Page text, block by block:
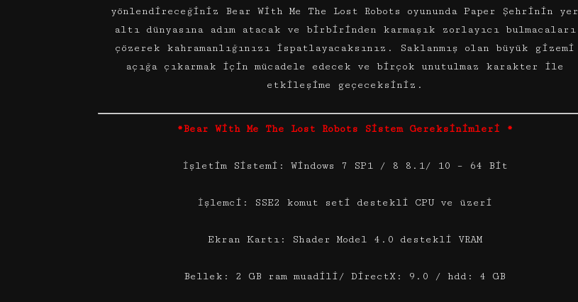
yönlendireceğiniz Bear With Me The Lost Robots oyununda Paper Şehrinin yer
altı dünyasına adım atacak ve birbirinden karmaşık zorlayıcı bulmacaları
çözerek kahramanlığınızı ispatlayacaksınız. Saklanmış olan büyük gizemi
açığa çıkarmak için mücadele edecek ve birçok unutulmaz karakter ile
etkileşime geçeceksiniz.
*Bear With Me The Lost Robots Sistem Gereksinimleri *
İşletim Sistemi: Windows 7 SP1 / 8 8.1/ 10 – 64 Bit
İşlemci: SSE2 komut seti destekli CPU ve üzeri
Ekran Kartı: Shader Model 4.0 destekli VRAM
Bellek: 2 GB ram muadili/ DirectX: 9.0 / hdd: 4 GB